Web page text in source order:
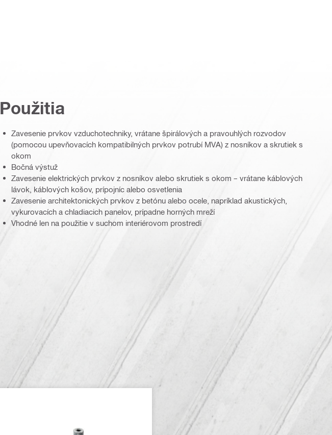
Použitia
Zavesenie prvkov vzduchotechniky, vrátane špirálových a pravouhlých rozvodov
(pomocou upevňovacích kompatibilných prvkov potrubí MVA) z nosníkov a skrutiek s
okom
Bočná výstuž
Zavesenie elektrických prvkov z nosníkov alebo skrutiek s okom – vrátane káblových
lávok, káblových košov, prípojníc alebo osvetlenia
Zavesenie architektonických prvkov z betónu alebo ocele, napríklad akustických,
vykurovacích a chladiacich panelov, prípadne horných mreží
Vhodné len na použitie v suchom interiérovom prostredí